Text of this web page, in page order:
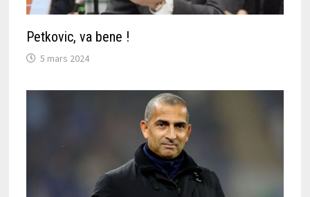
Petkovic, va bene !
5 mars 2024